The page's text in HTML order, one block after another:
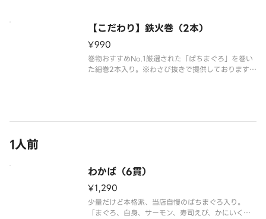
【こだわり】鉄火巻（2本）
¥990
巻物おすすめNo.1厳選された「ばちまぐろ」を巻い
た細巻2本入り。※わさび抜きで提供しております。
1人前
わかば（6貫）
¥1,290
少量だけど本格派、当店自慢のばちまぐろ入り。
「まぐろ、白身、サーモン、寿司えび、かにいく